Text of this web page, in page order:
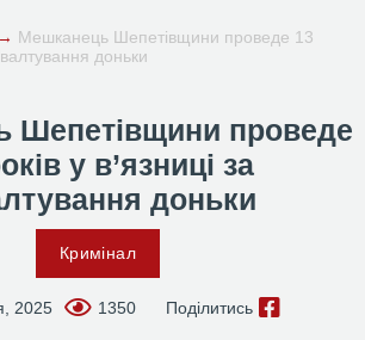
→ Мешканець Шепетівщини проведе 13
доньки
Шепетівщини проведе
у в’язниці за
доньки
Кримінал
2025 1350 Поділитись